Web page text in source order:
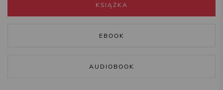
KSIĄŻKA
EBOOK
AUDIOBOOK